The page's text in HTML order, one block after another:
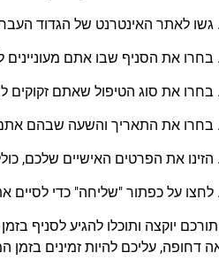
גשו לאתר האינטרנט של הגדוד העברי
בחרו את הסניף שבו אתם מעוניינים
בחרו את סוג הטיפול שאתם זקוקים
בחרו את התאריך והשעה שבהם אתם
הזינו את הפרטים האישיים שלכם,
לחצו על כפתור "שליחה" כדי לסיים
יוקצה ותוכלו להגיע לסניף
דחופה, עליכם להיות זמינים בזמן